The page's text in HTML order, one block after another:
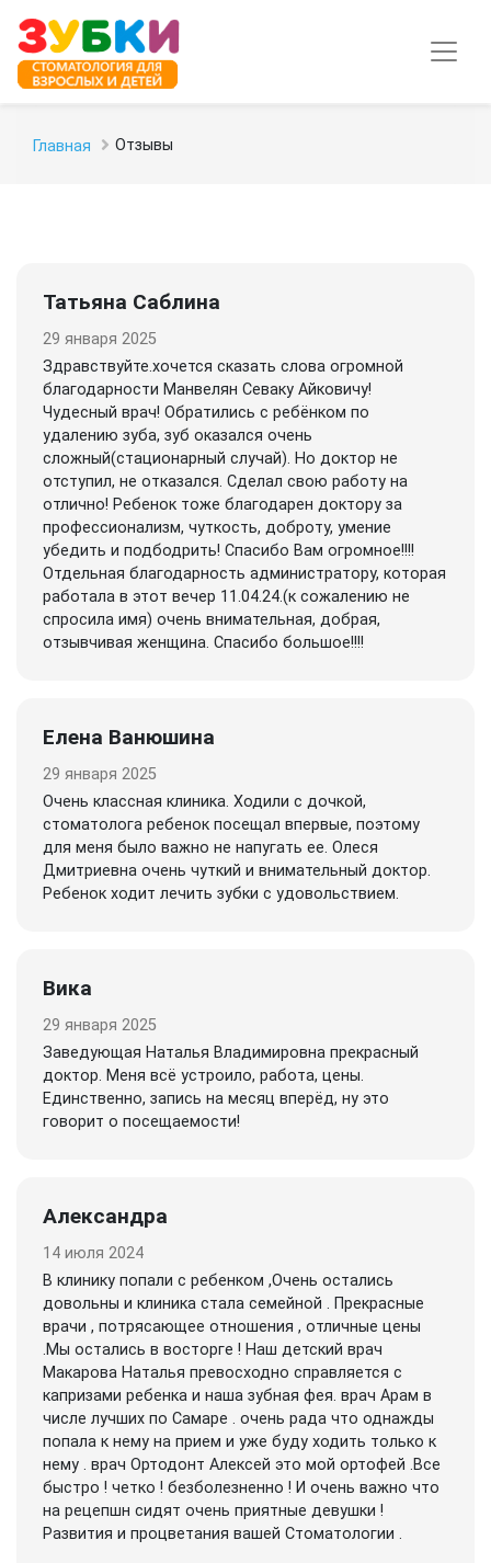
Главная Отзывы
Татьяна Саблина
29 января 2025
Здравствуйте.хочется сказать слова огромной
благодарности Манвелян Севаку Айковичу!
Чудесный врач! Обратились с ребёнком по
удалению зуба, зуб оказался очень
сложный(стационарный случай). Но доктор не
отступил, не отказался. Сделал свою работу на
отлично! Ребенок тоже благодарен доктору за
профессионализм, чуткость, доброту, умение
убедить и подбодрить! Спасибо Вам огромное!!!!
Отдельная благодарность администратору, которая
работала в этот вечер 11.04.24.(к сожалению не
спросила имя) очень внимательная, добрая,
отзывчивая женщина. Спасибо большое!!!!
Елена Ванюшина
29 января 2025
Очень классная клиника. Ходили с дочкой,
стоматолога ребенок посещал впервые, поэтому
для меня было важно не напугать ее. Олеся
Дмитриевна очень чуткий и внимательный доктор.
Ребенок ходит лечить зубки с удовольствием.
Вика
29 января 2025
Заведующая Наталья Владимировна прекрасный
доктор. Меня всё устроило, работа, цены.
Единственно, запись на месяц вперёд, ну это
говорит о посещаемости!
Александра
14 июля 2024
В клинику попали с ребенком ,Очень остались
довольны и клиника стала семейной . Прекрасные
врачи , потрясающее отношения , отличные цены
.Мы остались в восторге ! Наш детский врач
Макарова Наталья превосходно справляется с
капризами ребенка и наша зубная фея. врач Арам в
числе лучших по Самаре . очень рада что однажды
попала к нему на прием и уже буду ходить только к
нему . врач Ортодонт Алексей это мой ортофей .Все
быстро ! четко ! безболезненно ! И очень важно что
на рецепшн сидят очень приятные девушки !
Развития и процветания вашей Стоматологии .